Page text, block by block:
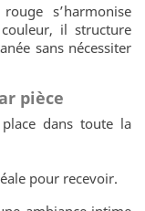
s’harmonise
il structure
sans nécessiter
pièce
dans toute la
pour recevoir.